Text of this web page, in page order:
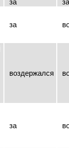
за за
за
воздержался
за